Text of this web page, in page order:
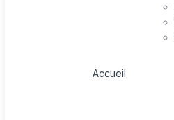
Accueil